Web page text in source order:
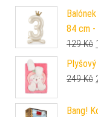
84 cm -
129Kč
249Kč
Bang!